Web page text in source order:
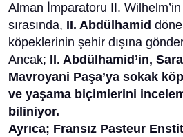
Alman İmparatoru II.
sırasında, II. Abdülhamid
köpeklerinin şehir dışına
Ancak; II. Abdülhamid’in,
Mavroyani Paşa’ya sokak
ve yaşama biçimlerini
biliniyor.
Ayrıca; Fransız Pasteur